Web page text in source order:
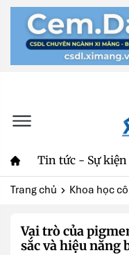
Tin tức - Sự kiện
Trang chủ Khoa học
Vai trò của
sắc và hiệu năng